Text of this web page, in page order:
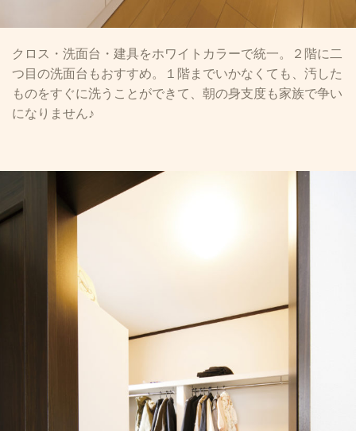
クロス・洗面台・建具をホワイトカラーで統一。２階に二
つ目の洗面台もおすすめ。１階までいかなくても、汚した
ものをすぐに洗うことができて、朝の身支度も家族で争い
になりません♪